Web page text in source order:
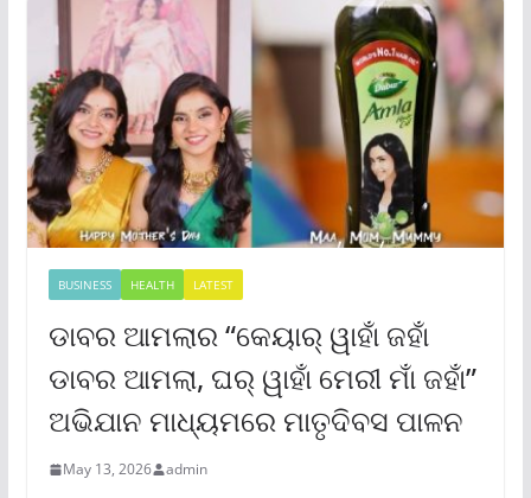
BUSINESS HEALTH LATEST
ଡାବର ଆମଲାର “କେୟାର୍ ୱାହାଁ ଜହାଁ
ଡାବର ଆମଲା, ଘର୍ ୱାହାଁ ମେରୀ ମାଁ ଜହାଁ”
ଅଭିଯାନ ମାଧ୍ୟମରେ ମାତୃଦିବସ ପାଳନ
May 13, 2026 admin